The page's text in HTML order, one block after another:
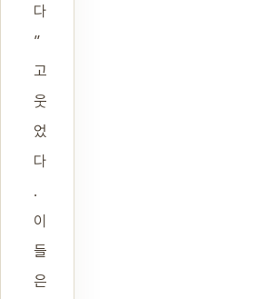
다
”
고
웃
었
다
.
이
들
은